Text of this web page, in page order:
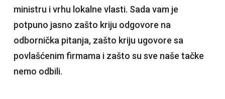
ministru i vrhu lokalne vlasti. Sada vam je
potpuno jasno zašto kriju odgovore na
odbornička pitanja, zašto kriju ugovore sa
povlašćenim firmama i zašto su sve naše tačke
nemo odbili.